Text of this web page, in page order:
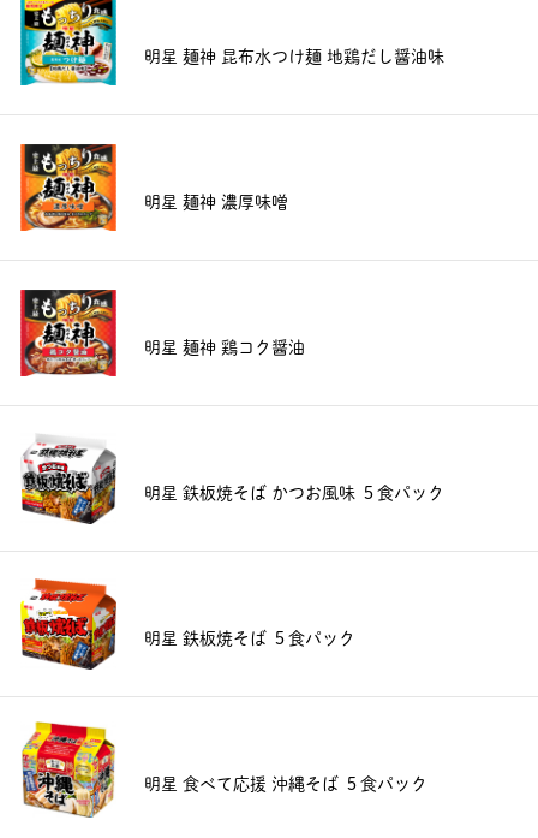
明星 麺神 昆布水つけ麺 地鶏だし醤油味
明星 麺神 濃厚味噌
明星 麺神 鶏コク醤油
明星 鉄板焼そば かつお風味 ５食パック
明星 鉄板焼そば ５食パック
明星 食べて応援 沖縄そば ５食パック